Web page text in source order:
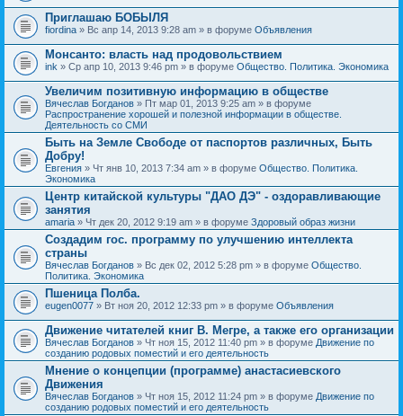
я
т
е
м
а
с
о
д
е
р
ж
и
т
о
п
р
о
с
.
о
ж
е
н
и
я
Приглашаю БОБЫЛЯ
fiordina » Вс апр 14, 2013 9:28 am » в форуме Объявления
Монсанто: власть над продовольствием
ink » Ср апр 10, 2013 9:46 pm » в форуме Общество. Политика. Экономика
Увеличим позитивную информацию в обществе
Вячеслав Богданов » Пт мар 01, 2013 9:25 am » в форуме
Распространение хорошей и полезной информации в обществе.
Деятельность со СМИ
Быть на Земле Свободе от паспортов различных, Быть
Добру!
Евгения » Чт янв 10, 2013 7:34 am » в форуме Общество. Политика.
Экономика
Центр китайской культуры "ДАО ДЭ" - оздоравливающие
занятия
amaria » Чт дек 20, 2012 9:19 am » в форуме Здоровый образ жизни
Создадим гос. программу по улучшению интеллекта
страны
Вячеслав Богданов » Вс дек 02, 2012 5:28 pm » в форуме Общество.
Политика. Экономика
Пшеница Полба.
eugen0077 » Вт ноя 20, 2012 12:33 pm » в форуме Объявления
Движение читателей книг В. Мегре, а также его организации
Вячеслав Богданов » Чт ноя 15, 2012 11:40 pm » в форуме Движение по
созданию родовых поместий и его деятельность
Мнение о концепции (программе) анастасиевского
Движения
Вячеслав Богданов » Чт ноя 15, 2012 11:24 pm » в форуме Движение по
созданию родовых поместий и его деятельность